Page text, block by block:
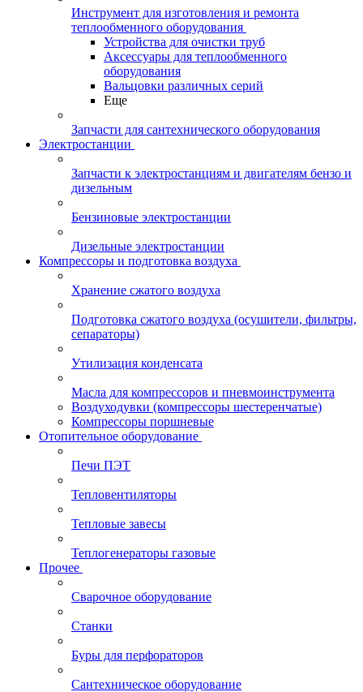
Инструмент для изготовления и ремонта
теплообменного оборудования
Устройства для очистки труб
Аксессуары для теплообменного
оборудования
Вальцовки различных серий
Еще
Запчасти для сантехнического оборудования
Электростанции
Запчасти к электростанциям и двигателям бензо и
дизельным
Бензиновые электростанции
Дизельные электростанции
Компрессоры и подготовка воздуха
Хранение сжатого воздуха
Подготовка сжатого воздуха (осушители, фильтры,
сепараторы)
Утилизация конденсата
Масла для компрессоров и пневмоинструмента
Воздуходувки (компрессоры шестеренчатые)
Компрессоры поршневые
Отопительное оборудование
Печи ПЭТ
Тепловентиляторы
Тепловые завесы
Теплогенераторы газовые
Прочее
Сварочное оборудование
Станки
Буры для перфораторов
Сантехническое оборудование